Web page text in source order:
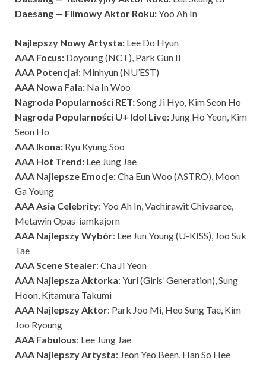
Daesang — Filmowy Aktor Roku:Yoo Ah In
Najlepszy Nowy Artysta: Lee Do Hyun
AAA Focus: Doyoung (NCT), Park Gun Il
AAA Potencjał: Minhyun (NU’EST)
AAA Nowa Fala: Na In Woo
Nagroda Popularności RET:Song Ji Hyo, Kim Seon Ho
Nagroda Popularności U+ Idol Live: Jung Ho Yeon, Kim
Seon Ho
AAA Ikona: Ryu Kyung Soo
AAA Hot Trend: Lee Jung Jae
AAA Najlepsze Emocje:Cha Eun Woo (ASTRO), Moon
Ga Young
AAA Asia Celebrity: Yoo Ah In, Vachirawit Chivaaree,
Metawin Opas-iamkajorn
AAA Najlepszy Wybór: Lee Jun Young (U-KISS), Joo Suk
Tae
AAA Scene Stealer: Cha Ji Yeon
AAA Najlepsza Aktorka: Yuri (Girls’ Generation), Sung
Hoon, Kitamura Takumi
AAA Najlepszy Aktor: Park Joo Mi, Heo Sung Tae, Kim
Joo Ryoung
AAA Fabulous: Lee Jung Jae
AAA Najlepszy Artysta: Jeon Yeo Been, Han So Hee